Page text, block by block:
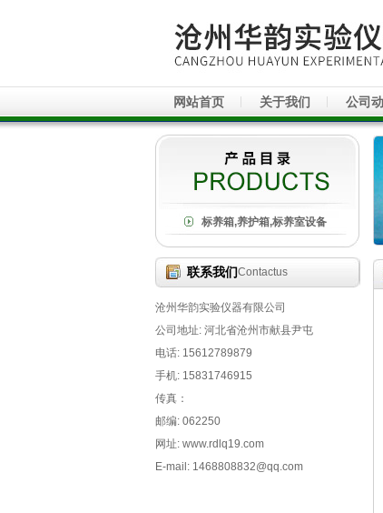
网站首页 关于我们 公司
标养箱,养护箱,标养室设备
联系我们Contactus
沧州华韵实验仪器有限公司
公司地址: 河北省沧州市献县尹屯
电话: 15612789879
手机: 15831746915
传真：
邮编: 062250
网址: www.rdlq19.com
E-mail: 1468808832@qq.com